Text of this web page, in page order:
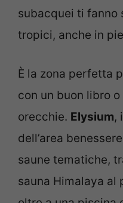
subacquei ti fanno
tropici, anche in
È la zona perfetta
con un buon libro
orecchie. Elysium,
dell’area
saune tematiche,
sauna Himalaya al